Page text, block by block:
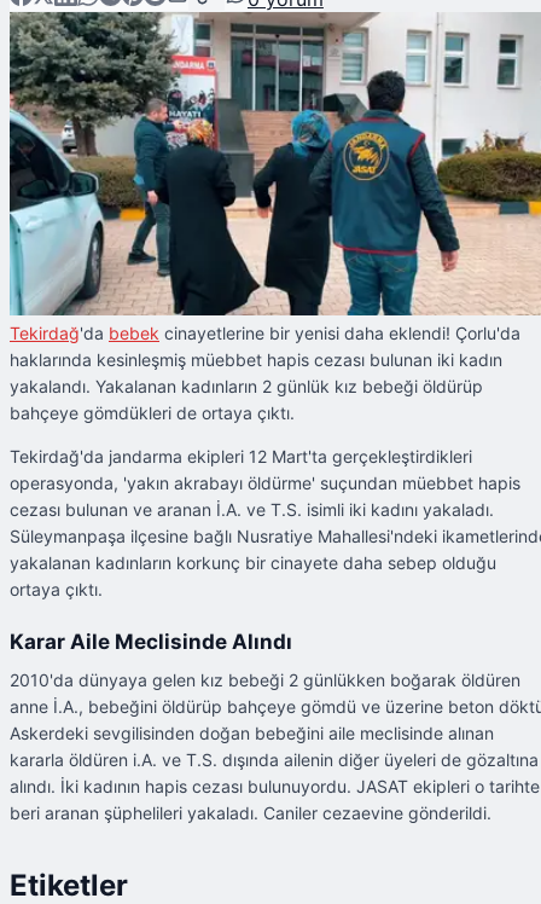
Tekirdağ'da bebek cinayetlerine bir yenisi daha eklendi! Çorlu'da
haklarında kesinleşmiş müebbet hapis cezası bulunan iki kadın
yakalandı. Yakalanan kadınların 2 günlük kız bebeği öldürüp
bahçeye gömdükleri de ortaya çıktı.
Tekirdağ'da jandarma ekipleri 12 Mart'ta gerçekleştirdikleri
operasyonda, 'yakın akrabayı öldürme' suçundan müebbet hapis
cezası bulunan ve aranan İ.A. ve T.S. isimli iki kadını yakaladı.
Süleymanpaşa ilçesine bağlı Nusratiye Mahallesi'ndeki
yakalanan kadınların korkunç bir cinayete daha sebep olduğu
ortaya çıktı.
Karar Aile Meclisinde Alındı
2010'da dünyaya gelen kız bebeği 2 günlükken boğarak öldüren
anne İ.A., bebeğini öldürüp bahçeye gömdü ve üzerine beton
Askerdeki sevgilisinden doğan bebeğini aile meclisinde alınan
kararla öldüren i.A. ve T.S. dışında ailenin diğer üyeleri de gözaltına
alındı. İki kadının hapis cezası bulunuyordu. JASAT ekipleri o
beri aranan şüphelileri yakaladı. Caniler cezaevine gönderildi.
Etiketler